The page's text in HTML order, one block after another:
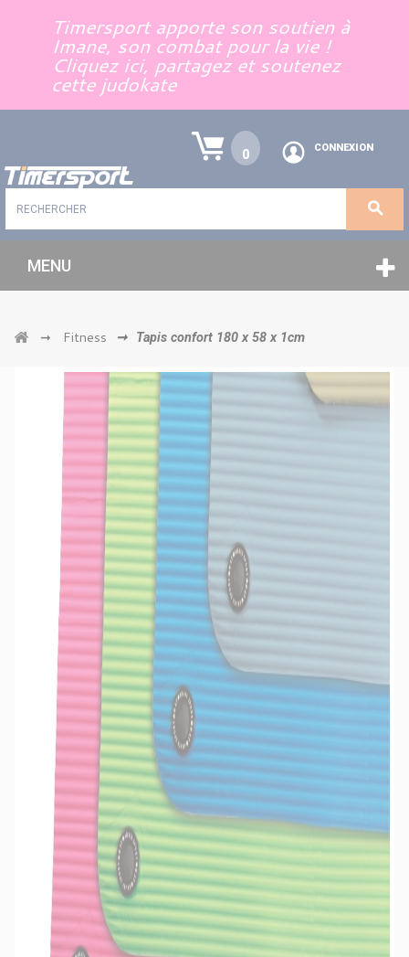
Timersport apporte son soutien à
Imane, son combat pour la vie !
Cliquez ici, partagez et soutenez
cette judokate
0 CONNEXION
MENU
➞ Fitness ➞ Tapis confort 180 x 58 x 1cm